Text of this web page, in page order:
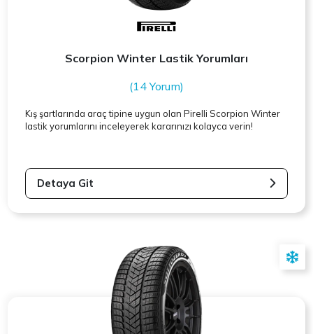
Scorpion Winter Lastik Yorumları
(14 Yorum)
Kış şartlarında araç tipine uygun olanPirelli Scorpion Winter
lastik yorumlarını inceleyerek kararınızı kolayca verin!
Detaya Git